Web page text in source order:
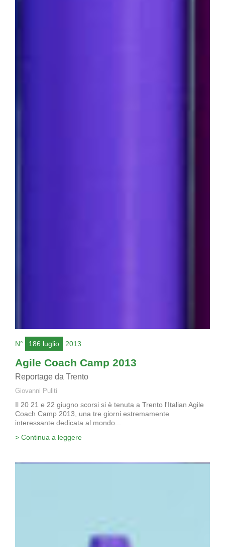
N° 186 luglio 2013
Agile Coach Camp 2013
Reportage da Trento
Giovanni Puliti
Il 20 21 e 22 giugno scorsi si è tenuta a Trento l'Italian Agile
Coach Camp 2013, una tre giorni estremamente
interessante dedicata al mondo...
> Continua a leggere